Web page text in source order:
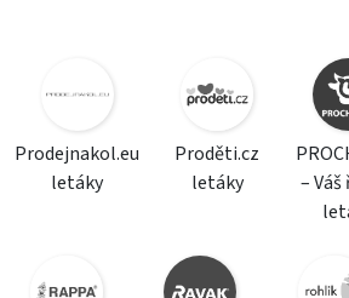
Prodejnakol.eu
letáky
Proděti.cz
letáky
–